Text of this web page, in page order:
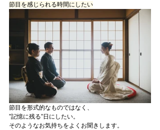
節目を感じられる時間にしたい
節目を形式的なものではなく、
”記憶に残る”日にしたい。
そのようなお気持ちをよくお聞きします。